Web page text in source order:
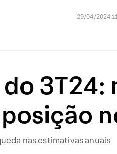
29/04/2024
nas estimativas anuais